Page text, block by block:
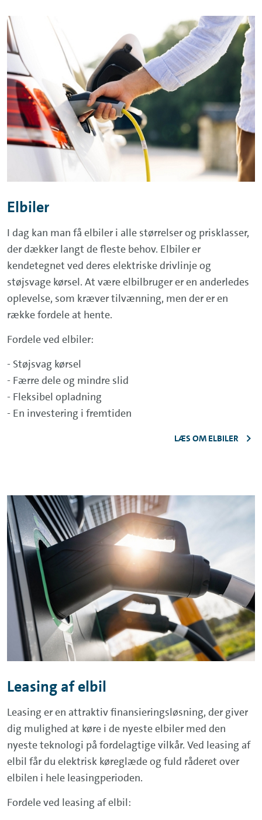
Elbiler
I dag kan man få elbiler i alle størrelser og prisklasser,
der dækker langt de fleste behov. Elbiler er
kendetegnet ved deres elektriske drivlinje og
støjsvage kørsel. At være elbilbruger er en anderledes
oplevelse, som kræver tilvænning, men der er en
række fordele at hente.
Fordele ved elbiler:
- Støjsvag kørsel
- Færre dele og mindre slid
- Fleksibel opladning
- En investering i fremtiden
LÆS OM ELBILER
Leasing af elbil
Leasing er en attraktiv finansieringsløsning, der giver
dig mulighed at køre i de nyeste elbiler med den
nyeste teknologi på fordelagtige vilkår. Ved leasing af
elbil får du elektrisk køreglæde og fuld råderet over
elbilen i hele leasingperioden.
Fordele ved leasing af elbil: